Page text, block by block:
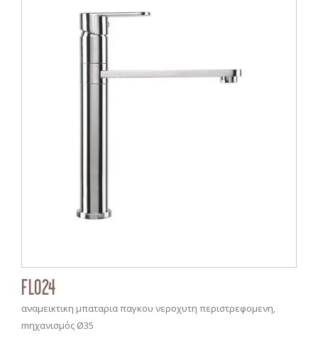
FL024
αναμεικτικη μπαταρια παγκου νεροχυτη περιστρεφομενη,
mηχανισμός Ø35